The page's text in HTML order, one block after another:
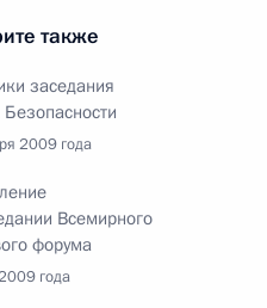
также
заседания
2009 года
Всемирного
форума
года